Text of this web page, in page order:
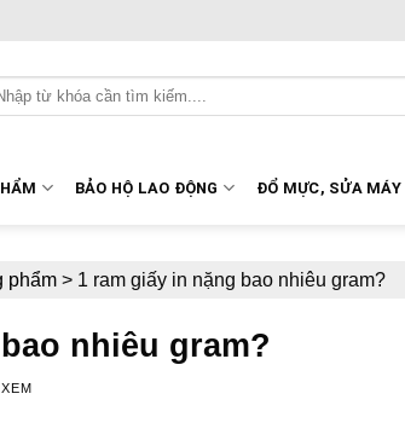
BẢO HỘ LAO ĐỘNG ĐỔ MỰC, SỬA MÁY
phẩm > 1 ram giấy in nặng bao nhiêu gram?
nhiêu gram?